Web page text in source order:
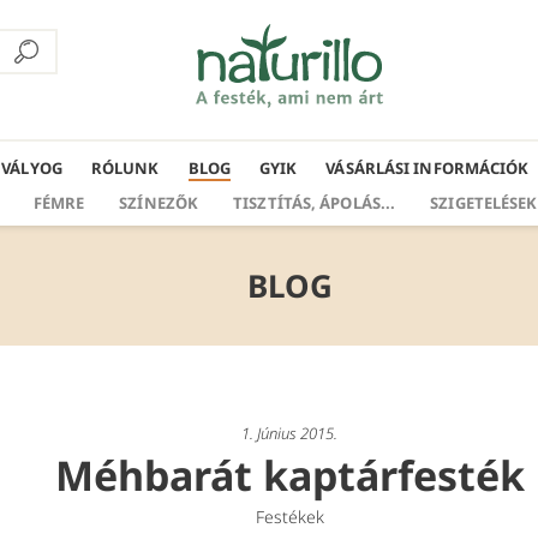
VÁLYOG RÓLUNK BLOG GYIK VÁSÁRLÁSI INFORMÁCIÓK
FÉMRE SZÍNEZŐK TISZTÍTÁS, ÁPOLÁS... SZIGETELÉSEK
BLOG
1. Június 2015.
Méhbarát kaptárfesték
Festékek